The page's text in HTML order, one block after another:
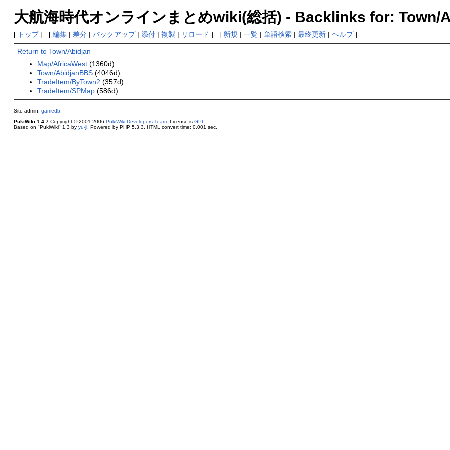
大航海時代オンラインまとめwiki(総括) - Backlinks for: Town/
[ トップ] [ 編集| 差分| バックアップ| 添付| 複製 | リロード ] [ 新規 | 一覧| 単語検索| 最終更新| ヘルプ]
Return to Town/Abidjan
Map/AfricaWest (1360d)
Town/AbidjanBBS (4046d)
TradeItem/ByTown2 (357d)
TradeItem/SPMap (586d)
Site admin: gamedb.
PukiWiki 1.4.7Copyright © 2001-2006 PukiWiki Developers Team. License is GPL
Based on "PukiWiki" 1.3 by yu-ji. Powered by PHP 5.3.3. HTML convert time: 0.001 sec.